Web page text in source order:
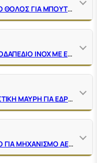
ΛΑΣΤΙΧΟ ΜΑΥΡΟ ΕΞΩΤΕΡΙΚΟ ΘΟΛΟΣ ΓΙΑ ΜΠΟΥΤΟΝ ΑΕΡΟΣ ΙΝΟΧ ΔΑΠΕΔΟΥ Ν.30 & 31 ΤRΕΜΟLΑDΑ
ΜΠΟΥΤΟΝ Ν.31 ΑΕΡΟΣ ΕΝΔΟΔΑΠΕΔΙΟ ΙΝΟΧ ΜΕ ΕΛΑΣΤΙΚΗ ΦΟΥΣΚΑ
ΦΟΥΣΚΑ ΗΜΙΣΦΑΙΡΙΚΗ ΕΛΑΣΤΙΚΗ ΜΑΥΡΗ ΓΙΑ ΕΔΡΑ ΜΗΧΑΝΙΣΜΟΥ ΑΕΡΟΣ
ΦΟΥΣΚΑΚΙ ΕΛΑΣΤΙΚΟ ΜΑΥΡΟ ΓΙΑ ΜΗΧΑΝΙΣΜΟ ΑΕΡΟΣ Ν.11